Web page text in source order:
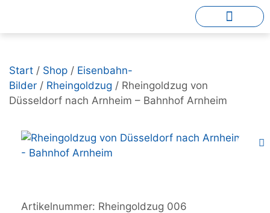
Start / Shop / Eisenbahn-
Bilder / Rheingoldzug / Rheingoldzug von
Düsseldorf nach Arnheim – Bahnhof Arnheim
Artikelnummer: Rheingoldzug 006